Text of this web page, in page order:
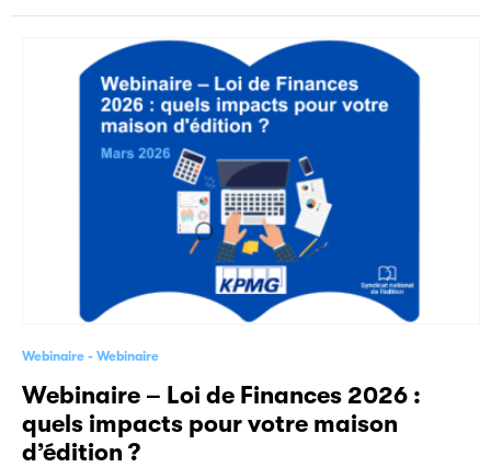
Webinaire Webinaire
Webinaire – Loi de Finances 2026 :
quels impacts pour votre maison
d’édition ?